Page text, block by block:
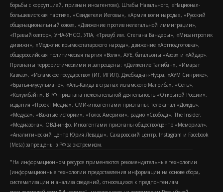
борьбы с коррупцией, признан иноагентом), Штабы Навального, «Национал-
большевистская партия», «Свидетели Иеговы», «Армия воли народа», «Русский
общенациональный союз», «Движение против нелегальной иммиграции»,
«Правый сектор», УНА-УНСО, УПА, «Тризуб им. Степана Бандеры», «Мизантропик
дивижн», «Меджлис крымскотатарского народа», движение «Артподготовка»,
общероссийская политическая партия «Воля», АУЕ, батальоны «Азов» и «Айдар».
Признаны террористическими и запрещены: «Движение Талибан», «Имарат
Кавказ», «Исламское государство» (ИГ, ИГИЛ), Джебхад-ан-Нусра, «АУМ Синрике»,
«Братья-мусульмане», «Аль-Каида в странах исламского Магриба», «Сеть»,
«Колумбайн». В РФ признана нежелательной деятельность «Открытой России»,
издания «Проект Медиа». СМИ-иноагентами признаны: телеканал «Дождь»,
«Медуза», «Важные истории», «Голос Америки», радио «Свобода», The Insider,
«Медиазона», ОВД-инфо. Иноагентами признаны общество/центр «Мемориал»,
«Аналитический Центр Юрия Левады», Сахаровский центр. Instagram и Facebook
(Metа) запрещены в РФ за экстремизм.
"На информационном ресурсе применяются рекомендательные технологии
(информационные технологии предоставления информации на основе сбора,
систематизации и анализа сведений, относящихся к предпочтениям